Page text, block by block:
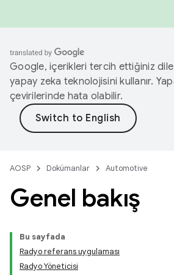
Google, içerikleri tercih ettiğiniz
yapay zeka teknolojisini kullanır.
çevirilerinde hata olabilir.
AOSP Dokümanlar Automotive
Genel bakış
Bu sayfada
Radyo referans uygulaması
Radyo Yöneticisi